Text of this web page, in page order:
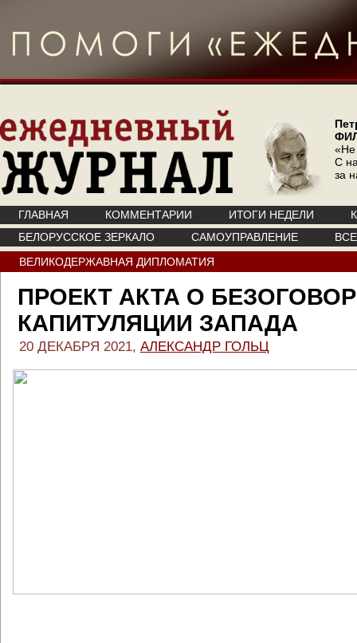
«Не
С
за
ГЛАВНАЯ КОММЕНТАРИИ ИТОГИ НЕДЕЛИ
БЕЛОРУССКОЕ ЗЕРКАЛО
САМОУПРАВЛЕНИЕ
ВЕЛИКОДЕРЖАВНАЯ ДИПЛОМАТИЯ
ПРОЕКТ АКТА О
КАПИТУЛЯЦИИ ЗАПАДА
20 ДЕКАБРЯ 2021, АЛЕКСАНДР ГОЛЬЦ